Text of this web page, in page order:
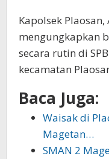
Kapolsek Plaosan,
mengungkapkan
secara rutin di
kecamatan
Baca Juga:
Waisak di
Magetan…
SMAN 2